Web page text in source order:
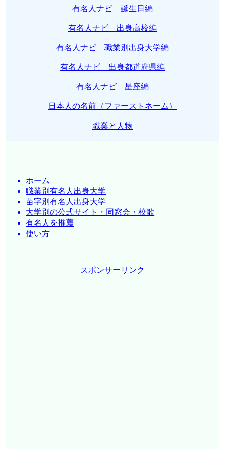
有名人ナビ 誕生日編
有名人ナビ 出身高校編
有名人ナビ 職業別出身大学編
有名人ナビ 出身都道府県編
有名人ナビ 星座編
日本人の名前（ファーストネーム）
職業と人物
ホーム
職業別有名人出身大学
苗字別有名人出身大学
大学別の公式サイト・同窓会・校歌
有名人を推薦
使い方
スポンサーリンク